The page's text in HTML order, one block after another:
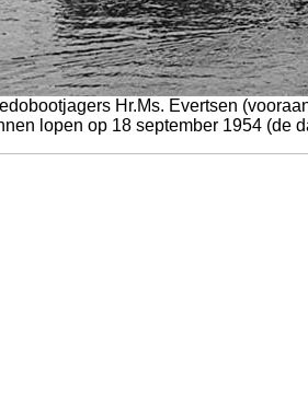
Hr.Ms. Evertsen
lopen op 18 september 1954 (de